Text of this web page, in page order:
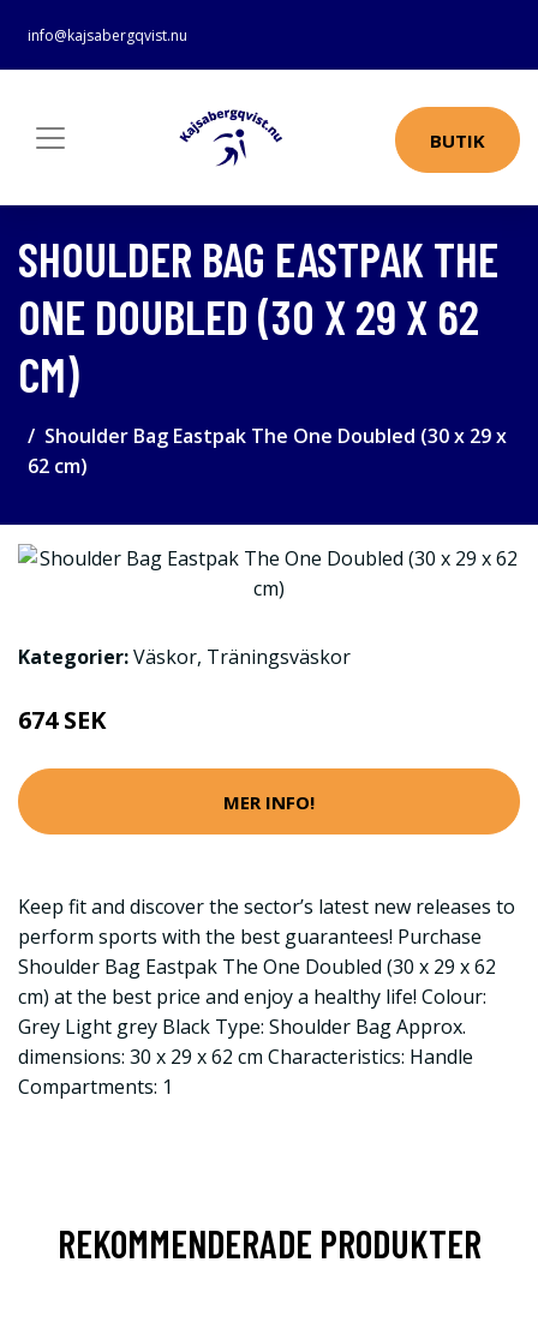
info@kajsabergqvist.nu
BUTIK
SHOULDER BAG EASTPAK THE
ONE DOUBLED (30 X 29 X 62
CM)
Shoulder Bag Eastpak The One Doubled (30 x 29 x
62 cm)
Kategorier:Väskor, Träningsväskor
674 SEK
MER INFO!
Keep fit and discover the sector’s latest new releases to
perform sports with the best guarantees! Purchase
Shoulder Bag Eastpak The One Doubled (30 x 29 x 62
cm) at the best price and enjoy a healthy life! Colour:
Grey Light grey Black Type: Shoulder Bag Approx.
dimensions: 30 x 29 x 62 cm Characteristics: Handle
Compartments: 1
REKOMMENDERADE PRODUKTER